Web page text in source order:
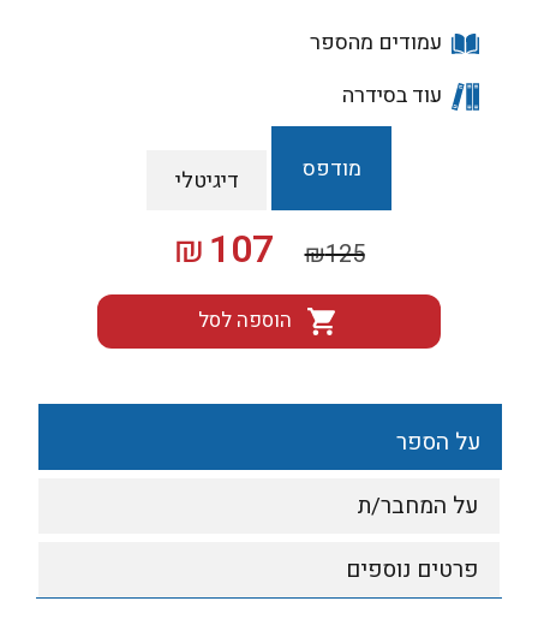
עמודים מהספר
עוד בסידרה
מודפס דיגיטלי
₪125
המחיר
המקורי
היה:
₪125.
₪107
המחיר
הנוכחי
הוא:
הוספה לסל
על הספר
על המחבר/ת
פרטים נוספים